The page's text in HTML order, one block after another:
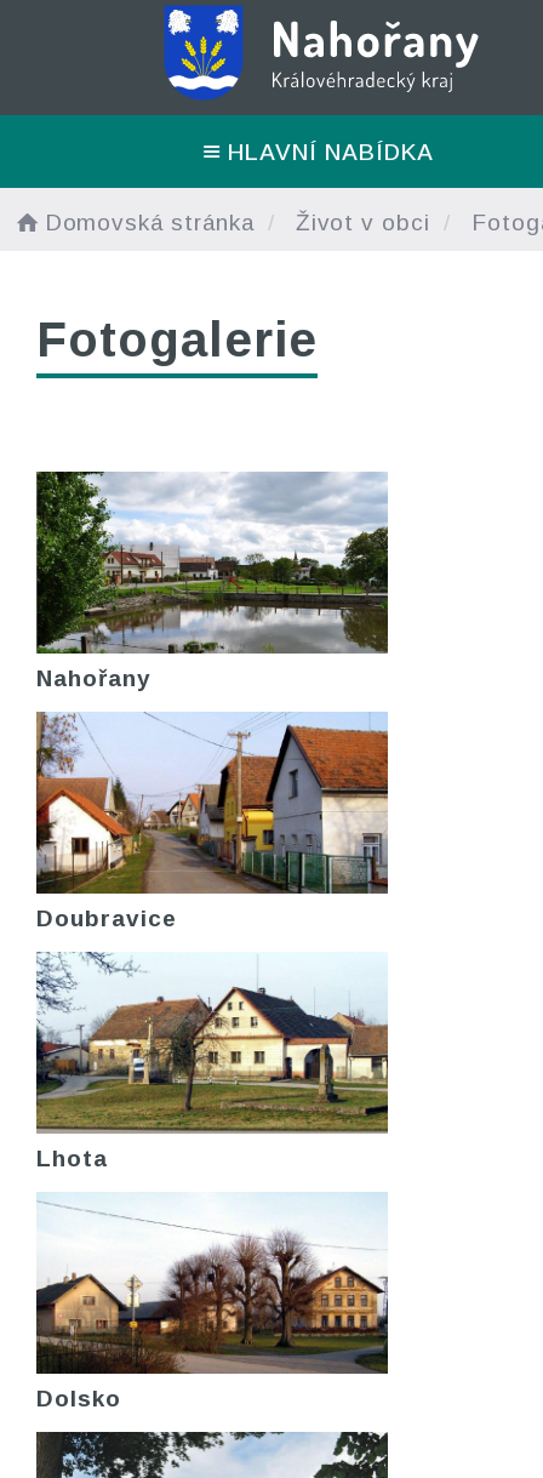
HLAVNÍ NABÍDKA
Domovská stránka Život v obci
Fotogalerie
Nahořany
Doubravice
Lhota
Dolsko